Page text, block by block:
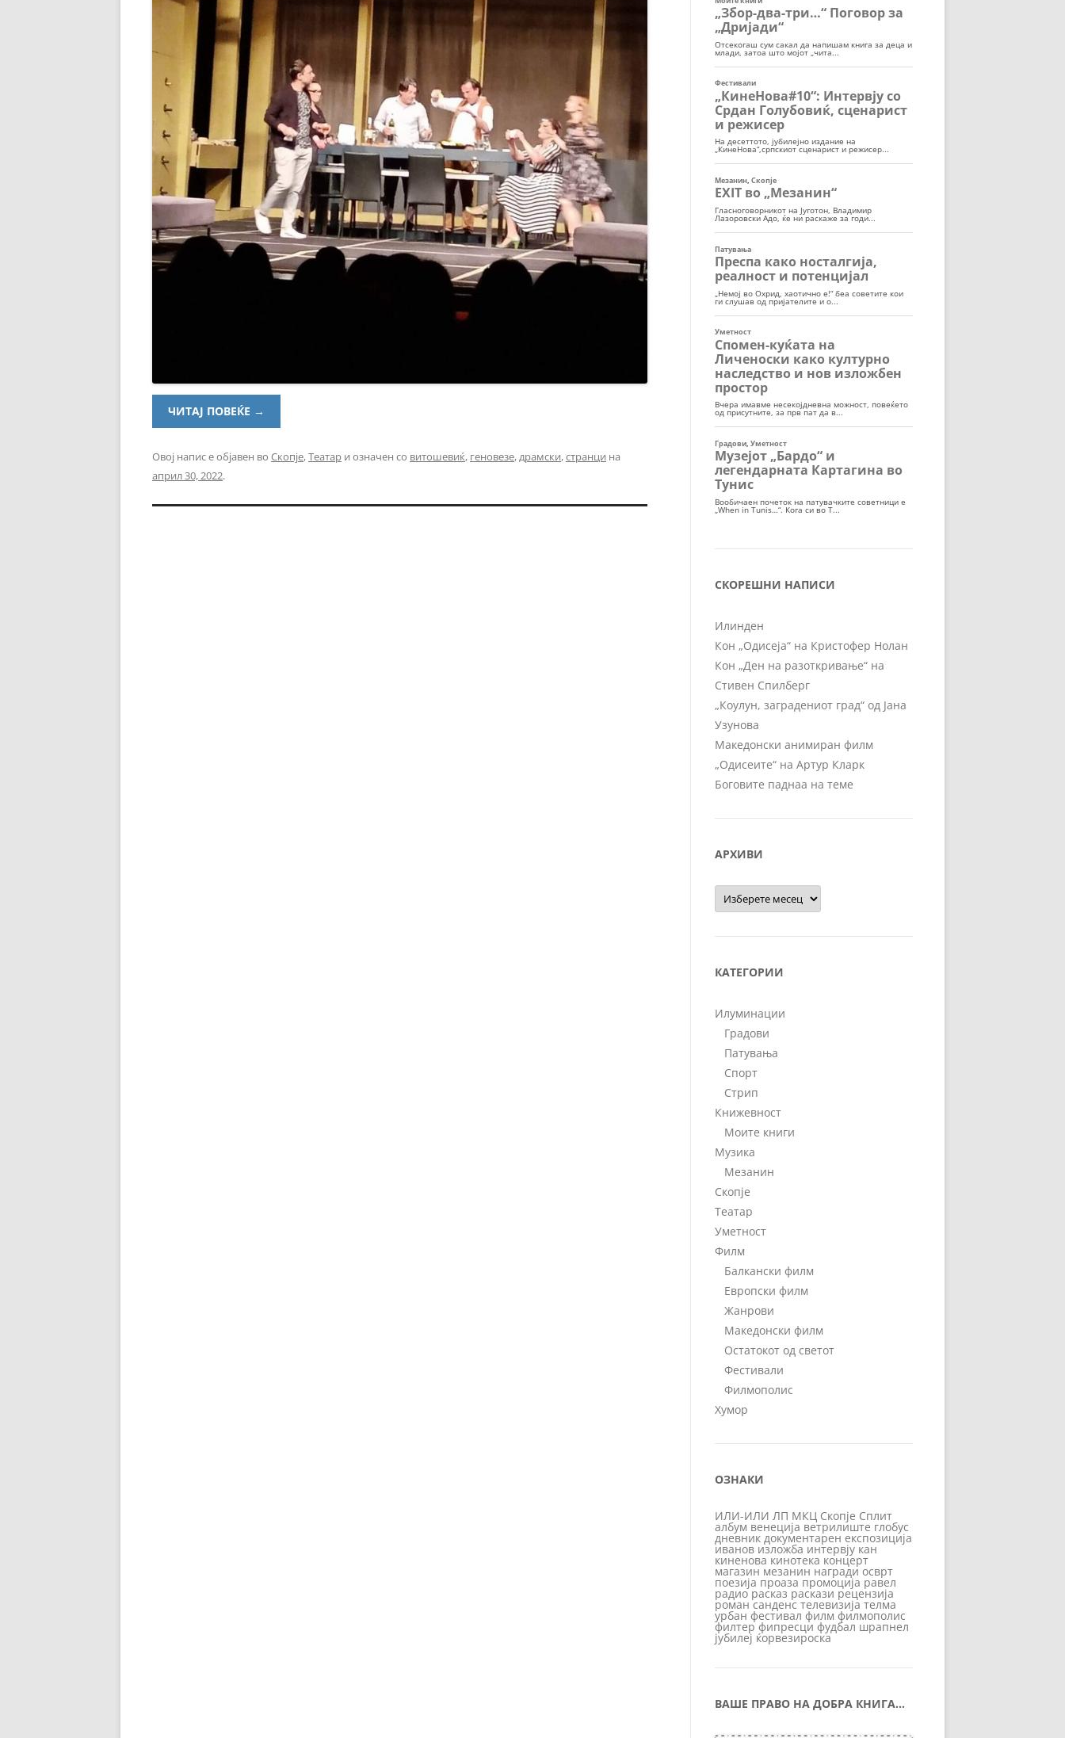
ЧИТАЈ ПОВЕЌЕ →
Овој напис е објавен во Скопје,Театар и означен со витошевиќ, геновезе,драмски,странци на
април 30, 2022.
СКОРЕШНИ НАПИСИ
Илинден
Кон „Одисеја“ на Кристофер Нолан
Кон „Ден на разоткривање“ на
Стивен Спилберг
„Коулун, заградениот град“ од Јана
Узунова
Македонски анимиран филм
„Одисеите“ на Артур Кларк
Боговите паднаа на теме
АРХИВИ
Архиви
КАТЕГОРИИ
Илуминации
Градови
Патувања
Спорт
Стрип
Книжевност
Моите книги
Музика
Мезанин
Скопје
Театар
Уметност
Филм
Балкански филм
Европски филм
Жанрови
Македонски филм
Остатокот од светот
Фестивали
Филмополис
Хумор
ОЗНАКИ
ИЛИ-ИЛИ ЛП МКЦ Скопје Сплит
албум венеција ветрилиште глобус
дневник документарен експозиција
иванов изложба интервју кан
киненова кинотека концерт
магазин мезанин награди осврт
поезија проаза промоција равел
радио расказ раскази рецензија
роман санденс телевизија телма
урбан фестивал филм филмополис
филтер фипресци фудбал шрапнел
јубилеј ќорвезироска
ВАШЕ ПРАВО НА ДОБРА КНИГА…